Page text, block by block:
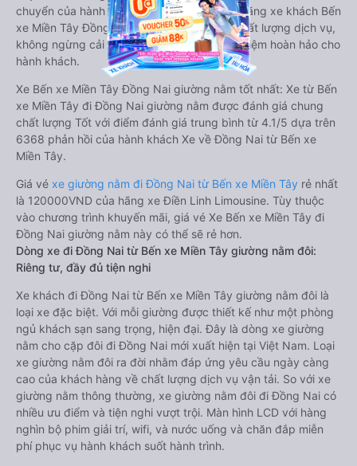
chuyển của hành khách. Bên cạnh đó, các hãng xe khách Bến
xe Miền Tây Đồng Nai luôn chú trọng đến chất lượng dịch vụ,
không ngừng cải thiện để mang đến trải nghiệm hoàn hảo cho
hành khách.
Xe Bến xe Miền Tây Đồng Nai giường nằm tốt nhất: Xe từ Bến
xe Miền Tây đi Đồng Nai giường nằm được đánh giá chung
chất lượng Tốt với điểm đánh giá trung bình từ 4.1/5 dựa trên
6368 phản hồi của hành khách Xe về Đồng Nai từ Bến xe
Miền Tây.
Giá vé xe giường nằm đi Đồng Nai từ Bến xe Miền Tây rẻ nhất
là 120000VND của hãng xe Điền Linh Limousine. Tùy thuộc
vào chương trình khuyến mãi, giá vé Xe Bến xe Miền Tây đi
Đồng Nai giường nằm này có thể sẽ rẻ hơn.
Dòng xe đi Đồng Nai từ Bến xe Miền Tây giường nằm đôi:
Riêng tư, đầy đủ tiện nghi
Xe khách đi Đồng Nai từ Bến xe Miền Tây giường nằm đôi là
loại xe đặc biệt. Với mỗi giường được thiết kế như một phòng
ngủ khách sạn sang trọng, hiện đại. Đây là dòng xe giường
nằm cho cặp đôi đi Đồng Nai mới xuất hiện tại Việt Nam. Loại
xe giường nằm đôi ra đời nhằm đáp ứng yêu cầu ngày càng
cao của khách hàng về chất lượng dịch vụ vận tải. So với xe
giường nằm thông thường, xe giường nằm đôi đi Đồng Nai có
nhiều ưu điểm và tiện nghi vượt trội. Màn hình LCD với hàng
nghìn bộ phim giải trí, wifi, và nước uống và chăn đắp miễn
phí phục vụ hành khách suốt hành trình.